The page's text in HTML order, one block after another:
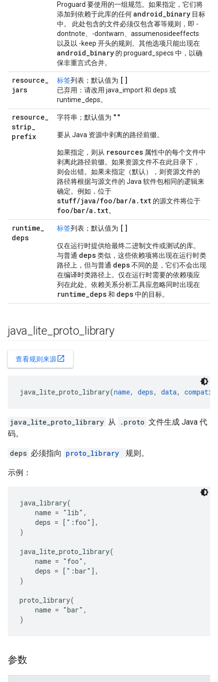
Proguard 要使用的一组规范。如果指定，它们将
添加到依赖于此库的任何android_binary 目标
中。 此处包含的文件必须仅包含幂等规则，即 -
dontnote、-dontwarn、assumenosideeffects
以及以 -keep 开头的规则。其他选项只能出现在
android_binary 的 proguard_specs 中，以确
保非重言式合并。
resource_
jars
标签列表；默认值为 []
已弃用：请改用 java_import 和 deps 或
runtime_deps。
resource_
strip_
prefix
字符串；默认值为 ""
要从 Java 资源中剥离的路径前缀。
如果指定，则从 resources 属性中的每个文件中
剥离此路径前缀。如果资源文件不在此目录下，
则会出错。如果未指定（默认），则资源文件的
路径将根据与源文件的 Java 软件包相同的逻辑来
确定。例如，位于
stuff/java/foo/bar/a.txt 的源文件将位于
foo/bar/a.txt。
runtime_
deps
标签列表；默认值为 []
仅在运行时提供给最终二进制文件或测试的库。
与普通 deps类似，这些依赖项将出现在运行时类
路径上，但与普通 deps不同的是，它们不会出现
在编译时类路径上。仅在运行时需要的依赖项应
列在此处。依赖关系分析工具应忽略同时出现在
runtime_deps和 deps中的目标。
java lite proto library
查看规则来源open_in_new
java_lite_proto_library(name, deps, data,
java_lite_proto_library 从 .proto 文件生成 Java 代
码。
deps 必须指向 proto_library 规则。
示例：
java_library(
    name = "lib",
    deps = [":foo"],
)
java_lite_proto_library(
    name = "foo",
    deps = [":bar"],
)
proto_library(
    name = "bar",
参数